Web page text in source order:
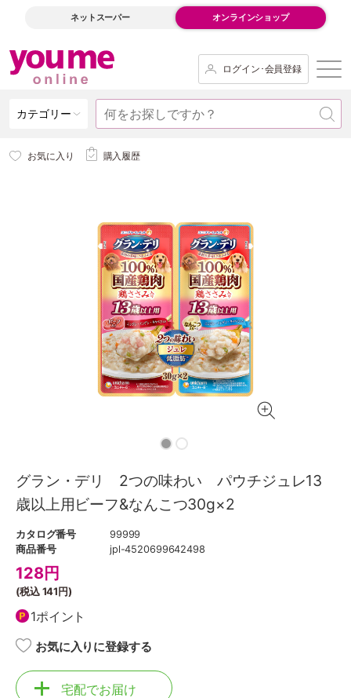
ネットスーパー オンラインショップ
ログイン･会員登録
カテゴリー
お気に入り 購入履歴
グラン・デリ 2つの味わい パウチジュレ13
歳以上用ビーフ&なんこつ30g×2
カタログ番号
99999
商品番号
jpl-4520699642498
128円
(税込141円)
1ポイント
お気に入りに登録する
宅配でお届け